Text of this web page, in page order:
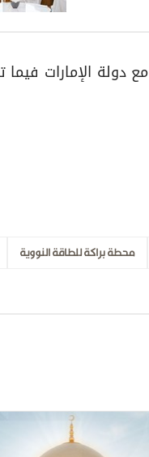
مع دولة الإمارات
محطة براكة للطاقة النووية